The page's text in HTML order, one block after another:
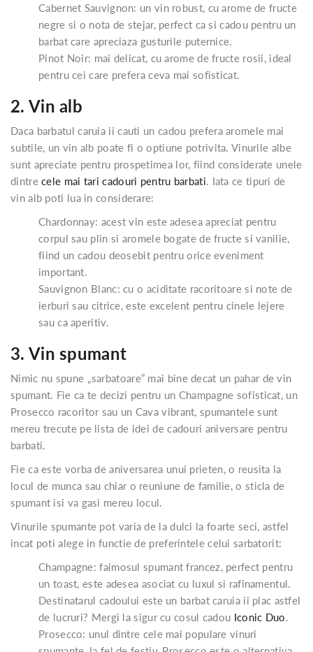
Cabernet Sauvignon: un vin robust, cu arome de fructe
negre si o nota de stejar, perfect ca si cadou pentru un
barbat care apreciaza gusturile puternice.
Pinot Noir: mai delicat, cu arome de fructe rosii, ideal
pentru cei care prefera ceva mai sofisticat.
2. Vin alb
Daca barbatul caruia ii cauti un cadou prefera aromele mai
subtile, un vin alb poate fi o optiune potrivita. Vinurile albe
sunt apreciate pentru prospetimea lor, fiind considerate unele
dintrecele mai tari cadouri pentru barbati. Iata ce tipuri de
vin alb poti lua in considerare:
Chardonnay: acest vin este adesea apreciat pentru
corpul sau plin si aromele bogate de fructe si vanilie,
fiind un cadou deosebit pentru orice eveniment
important.
Sauvignon Blanc: cu o aciditate racoritoare si note de
ierburi sau citrice, este excelent pentru cinele lejere
sau ca aperitiv.
3. Vin spumant
Nimic nu spune „sarbatoare” mai bine decat un pahar de vin
spumant. Fie ca te decizi pentru un Champagne sofisticat, un
Prosecco racoritor sau un Cava vibrant, spumantele sunt
mereu trecute pe lista de idei de cadouri aniversare pentru
barbati.
Fie ca este vorba de aniversarea unui prieten, o reusita la
locul de munca sau chiar o reuniune de familie, o sticla de
spumant isi va gasi mereu locul.
Vinurile spumante pot varia de la dulci la foarte seci, astfel
incat poti alege in functie de preferintele celui sarbatorit:
Champagne: faimosul spumant francez, perfect pentru
un toast, este adesea asociat cu luxul si rafinamentul.
Destinatarul cadoului este un barbat caruia ii plac astfel
de lucruri? Mergi la sigur cu cosul cadou Iconic Duo.
Prosecco: unul dintre cele mai populare vinuri